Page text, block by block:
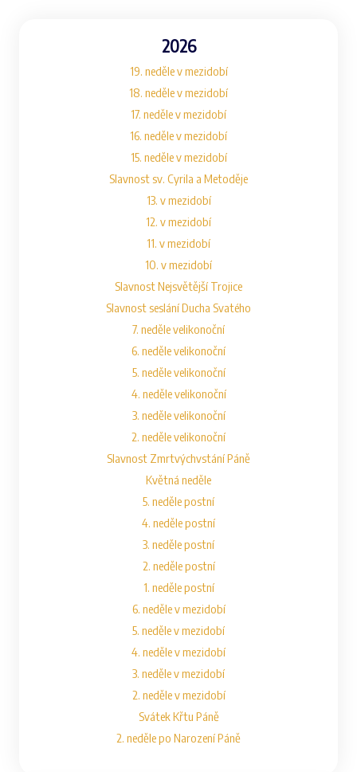
2026
19. neděle v mezidobí
18. neděle v mezidobí
17. neděle v mezidobí
16. neděle v mezidobí
15. neděle v mezidobí
Slavnost sv. Cyrila a Metoděje
13. v mezidobí
12. v mezidobí
11. v mezidobí
10. v mezidobí
Slavnost Nejsvětější Trojice
Slavnost seslání Ducha Svatého
7. neděle velikonoční
6. neděle velikonoční
5. neděle velikonoční
4. neděle velikonoční
3. neděle velikonoční
2. neděle velikonoční
Slavnost Zmrtvýchvstání Páně
Květná neděle
5. neděle postní
4. neděle postní
3. neděle postní
2. neděle postní
1. neděle postní
6. neděle v mezidobí
5. neděle v mezidobí
4. neděle v mezidobí
3. neděle v mezidobí
2. neděle v mezidobí
Svátek Křtu Páně
2. neděle po Narození Páně